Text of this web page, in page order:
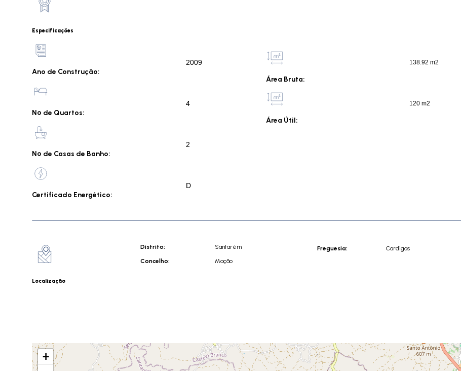
Especificações
Ano de Construção:
2009
Nº de Quartos:
4
Nº de Casas de Banho:
2
Certificado Energético:
D
Área Bruta:
138.92 m2
Área Útil:
120 m2
Localização
Distrito:
Santarém
Concelho:
Mação
Freguesia: Cardigos
+